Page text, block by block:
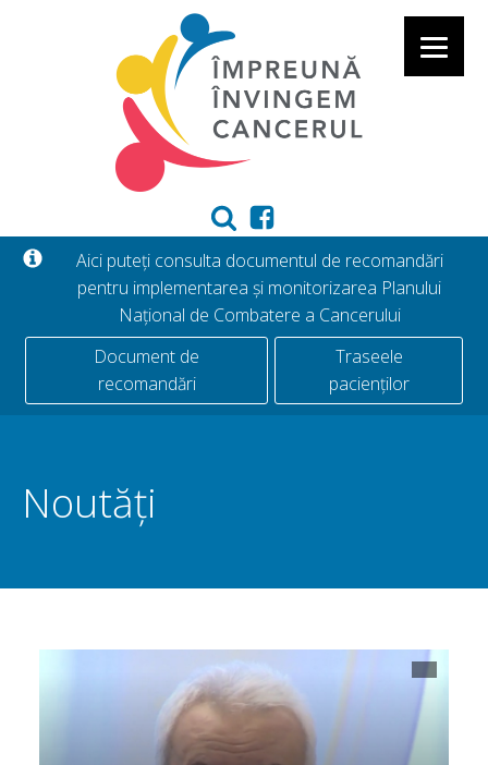
Aici puteți consulta documentul de recomandări
pentru implementarea și monitorizarea Planului
Național de Combatere a Cancerului
Document de
recomandări
Traseele
pacienților
Noutăți